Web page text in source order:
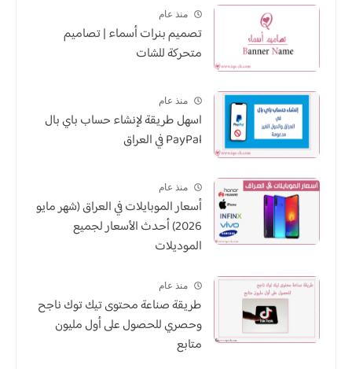
منذ عام
تصميم بنرات أسماء | تصاميم
متحركة للشات
منذ عام
اسهل طريقة لإنشاء حساب باي بال
PayPal في العراق
منذ عام
أسعار الموبايلات في العراق (شهر مايو
2026) أحدث الأسعار لجميع
الموديلات
منذ عام
طريقة صناعة محتوى تيك توك ناجح
وحصري للحصول على أول مليون
متابع